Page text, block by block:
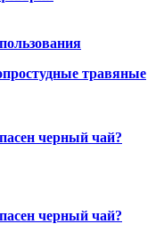
травяные
черный чай?
черный чай?